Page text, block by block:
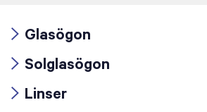
icon
Glasögon
icon
Solglasögon
Linser